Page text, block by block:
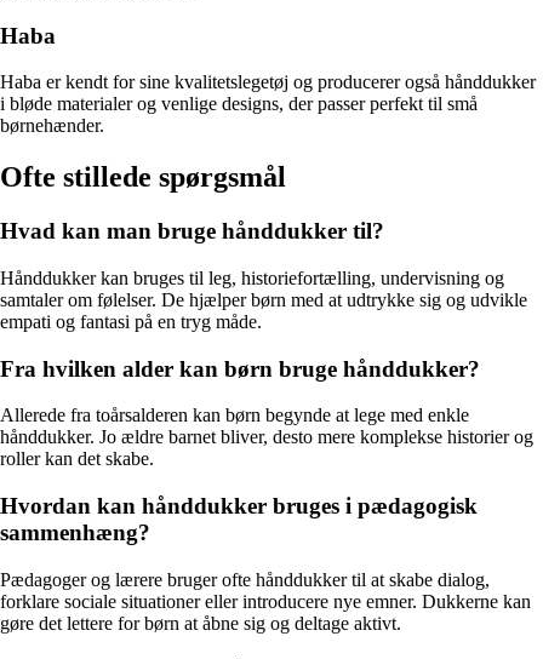
Haba
Haba er kendt for sine kvalitetslegetøj og producerer også hånddukker
i bløde materialer og venlige designs, der passer perfekt til små
børnehænder.
Ofte stillede spørgsmål
Hvad kan man bruge hånddukker til?
Hånddukker kan bruges til leg, historiefortælling, undervisning og
samtaler om følelser. De hjælper børn med at udtrykke sig og udvikle
empati og fantasi på en tryg måde.
Fra hvilken alder kan børn bruge hånddukker?
Allerede fra toårsalderen kan børn begynde at lege med enkle
hånddukker. Jo ældre barnet bliver, desto mere komplekse historier og
roller kan det skabe.
Hvordan kan hånddukker bruges i pædagogisk
sammenhæng?
Pædagoger og lærere bruger ofte hånddukker til at skabe dialog,
forklare sociale situationer eller introducere nye emner. Dukkerne kan
gøre det lettere for børn at åbne sig og deltage aktivt.